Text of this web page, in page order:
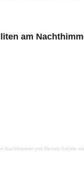
am
Nachthimmel (mit Dennis Gäckle